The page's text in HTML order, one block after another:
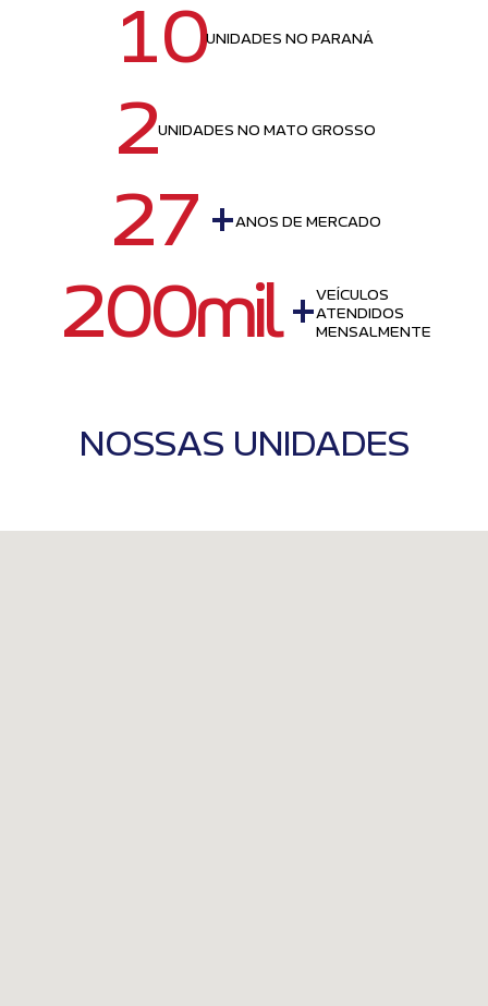
10UNIDADES NO PARANÁ
2UNIDADES NO MATO GROSSO
27 + ANOS DE MERCADO
200mil +VEÍCULOS
ATENDIDOS
MENSALMENTE
NOSSAS UNIDADES